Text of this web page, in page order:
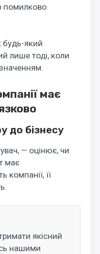
помилково
будь-який
лише тоді, коли
має
до бізнесу
— оцінює, чи
має
компанії, її
якісний
нашими